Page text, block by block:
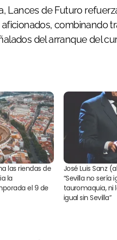
Lances de Futuro
aficionados, combinando
del arranque del
las riendas de
la
el 9 de
José Luis Sanz
“Sevilla no sería
tauromaquia, ni
igual sin Sevilla”